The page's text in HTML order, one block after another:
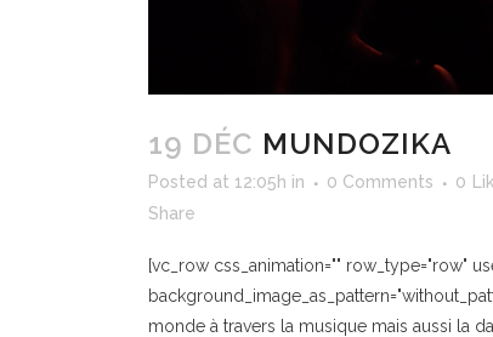
19 DÉC MUNDOZIKA
Posted at 12:05h in 0 Comments 0
Share
[vc_row css_animation="" row_type="row"
monde à travers la musique mais aussi la